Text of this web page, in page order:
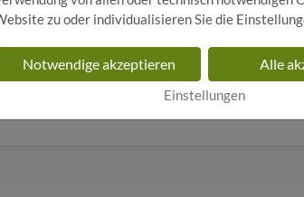
zu oder individualisieren Sie die
Notwendige akzeptieren Alle
Einstellungen
Künftig setzen wir auf Mehrwegbecher mit
große Mengen an Einwegmüll ein, sondern
Eltern erhalten ihren Kaffee kostenlos im
nutzen. So leisten wir gemeinsam einen
zum Mitmachen zu inspirieren.